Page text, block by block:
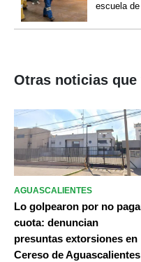
escuela
Otras noticias
AGUASCALIENTES
Lo golpearon por no
cuota: denuncian
presuntas extorsiones en
Cereso de Aguascalientes